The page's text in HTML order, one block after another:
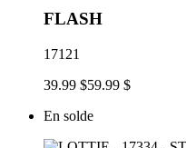
FLASH
17121
39.99 $59.99 $
En solde